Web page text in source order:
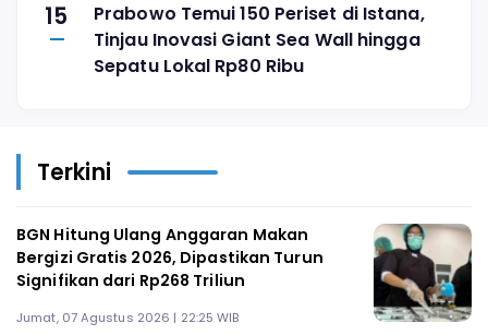
15
Prabowo Temui 150 Periset di Istana,
Tinjau Inovasi Giant Sea Wall hingga
Sepatu Lokal Rp80 Ribu
Terkini
BGN Hitung Ulang Anggaran Makan
Bergizi Gratis 2026, Dipastikan Turun
Signifikan dari Rp268 Triliun
Jumat, 07 Agustus 2026 | 22:25 WIB